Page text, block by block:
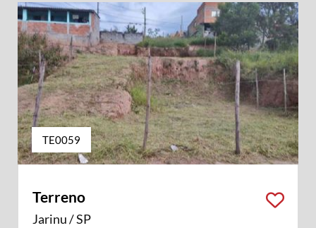
TE0059
Terreno
Jarinu / SP